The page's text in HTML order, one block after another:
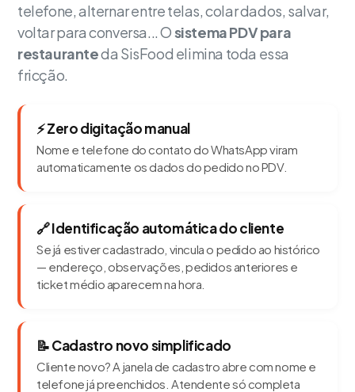
telefone, alternar entre telas, colar dados, salvar,
voltar para conversa... Osistema PDV para
restauranteda SisFood elimina toda essa
fricção.
⚡ Zero digitação manual
Nome e telefone do contato do WhatsApp viram
automaticamente os dados do pedido no PDV.
🔗 Identificação automática do cliente
Se já estiver cadastrado, vincula o pedido ao histórico
— endereço, observações, pedidos anteriores e
ticket médio aparecem na hora.
📝 Cadastro novo simplificado
Cliente novo? A janela de cadastro abre com nome e
telefone já preenchidos. Atendente só completa